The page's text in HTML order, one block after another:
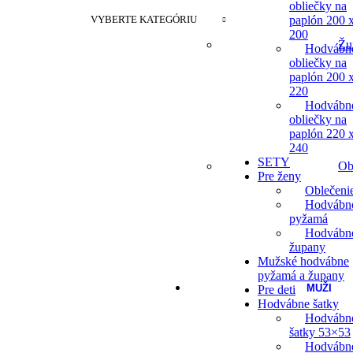
MUŽI
VYBERTE KATEGÓRIU
obliečky na
paplón 200
200
obliečky na
paplón 200
220
obliečky na
paplón 220
240
SETY
Pre ženy
pyžamá
župany
Mužské hodvábne
pyžamá a župany
Pre deti
Hodvábne šatky
šatky 53×53